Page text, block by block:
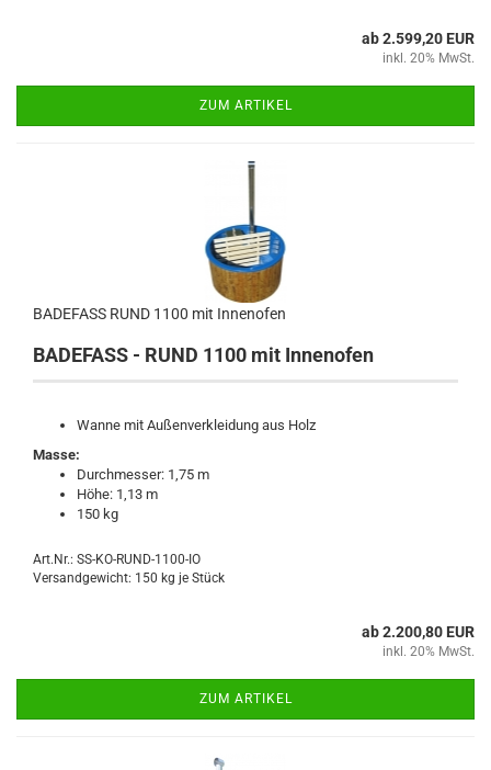
ab 2.599,20 EUR
inkl. 20% MwSt.
ZUM ARTIKEL
BADEFASS RUND 1100 mit Innenofen
BADEFASS - RUND 1100 mit Innenofen
Wanne mit Außenverkleidung aus Holz
Masse:
Durchmesser: 1,75 m
Höhe: 1,13 m
150 kg
Art.Nr.: SS-KO-RUND-1100-IO
Versandgewicht: 150 kg je Stück
ab 2.200,80 EUR
inkl. 20% MwSt.
ZUM ARTIKEL